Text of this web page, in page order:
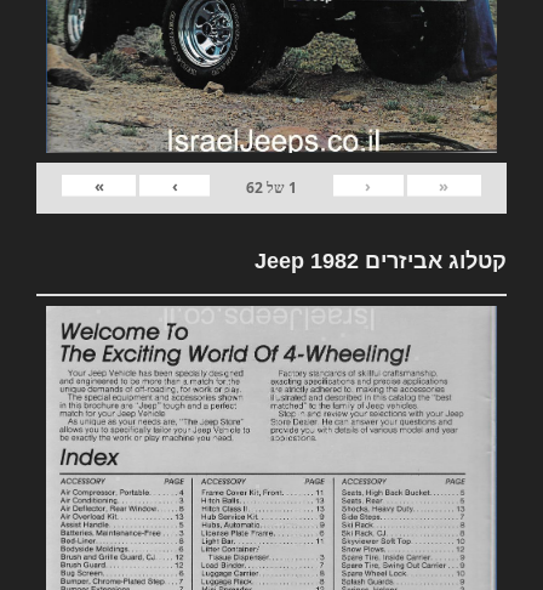
«
‹
1 של62
›
»
קטלוג אביזרים 1982 Jeep